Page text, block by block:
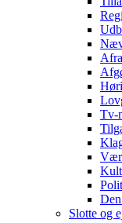
Tv-
Slotte og